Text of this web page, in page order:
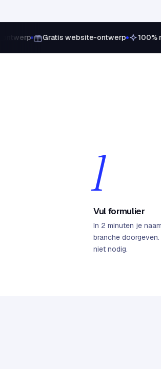
Gratis website-ontwerp 100%
1
Vul formulier
In 2 minuten je
branche
niet nodig.